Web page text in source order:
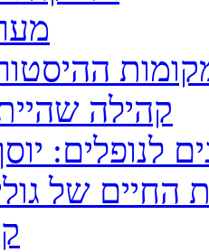
קהילה
לנופלים:
החיים של